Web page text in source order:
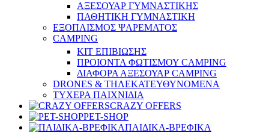
ΑΞΕΣΟΥΑΡ ΓΥΜΝΑΣΤΙΚΗΣ
ΠΑΘΗΤΙΚΗ ΓΥΜΝΑΣΤΙΚΗ
ΕΞΟΠΛΙΣΜΟΣ ΨΑΡΕΜΑΤΟΣ
CAMPING
ΚΙΤ ΕΠΙΒΙΩΣΗΣ
ΠΡΟΙΟΝΤΑ ΦΩΤΙΣΜΟΥ CAMPING
ΔΙΑΦΟΡΑ ΑΞΕΣΟΥΑΡ CAMPING
DRONES & ΤΗΛΕΚΑΤΕΥΘΥΝΟΜΕΝΑ
ΤΥΧΕΡΑ ΠΑΙΧΝΙΔΙΑ
CRAZY OFFERS
PET-SHOP
ΠΑΙΔΙΚΑ-ΒΡΕΦΙΚΑ